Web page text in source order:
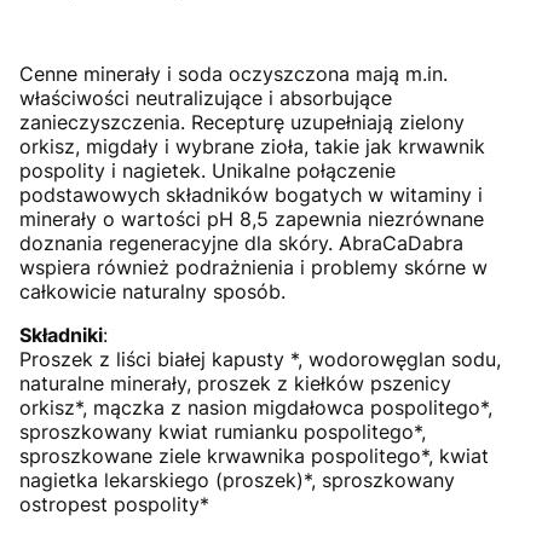
Cenne minerały i soda oczyszczona mają m.in.
właściwości neutralizujące i absorbujące
zanieczyszczenia. Recepturę uzupełniają zielony
orkisz, migdały i wybrane zioła, takie jak krwawnik
pospolity i nagietek. Unikalne połączenie
podstawowych składników bogatych w witaminy i
minerały o wartości pH 8,5 zapewnia niezrównane
doznania regeneracyjne dla skóry. AbraCaDabra
wspiera również podrażnienia i problemy skórne w
całkowicie naturalny sposób.
Składniki:
Proszek z liści białej kapusty *, wodorowęglan sodu,
naturalne minerały, proszek z kiełków pszenicy
orkisz*, mączka z nasion migdałowca pospolitego*,
sproszkowany kwiat rumianku pospolitego*,
sproszkowane ziele krwawnika pospolitego*, kwiat
nagietka lekarskiego (proszek)*, sproszkowany
ostropest pospolity*